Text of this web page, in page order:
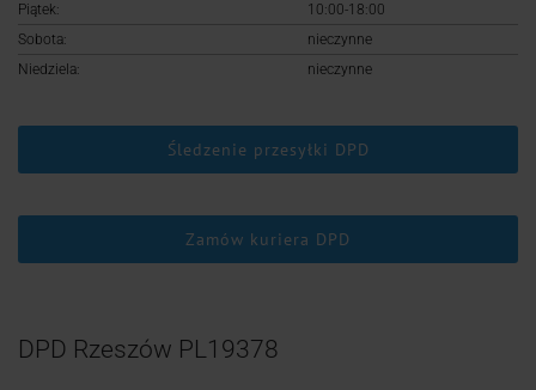
Piątek:
10:00-18:00
Sobota:
nieczynne
Niedziela:
nieczynne
Śledzenie przesyłki DPD
Zamów kuriera DPD
DPD Rzeszów PL19378